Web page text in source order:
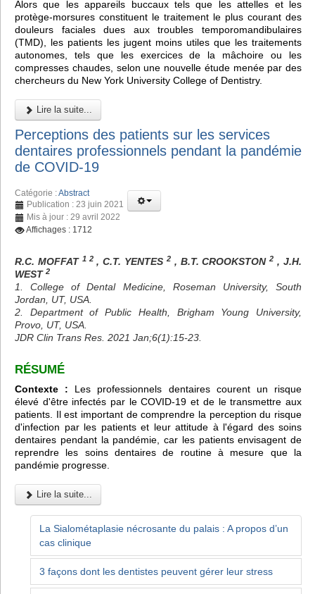
Alors que les appareils buccaux tels que les attelles et les
protège-morsures constituent le traitement le plus courant des
douleurs faciales dues aux troubles temporomandibulaires
(TMD), les patients les jugent moins utiles que les traitements
autonomes, tels que les exercices de la mâchoire ou les
compresses chaudes, selon une nouvelle étude menée par des
chercheurs du New York University College of Dentistry.
Lire la suite...
Perceptions des patients sur les services
dentaires professionnels pendant la pandémie
de COVID-19
Catégorie :Abstract
Publication : 23 juin 2021
Mis à jour : 29 avril 2022
Affichages : 1712
R.C. MOFFAT 1 2, C.T. YENTES 2, B.T. CROOKSTON2 , J.H.
WEST 2
1. College of Dental Medicine, Roseman University, South
Jordan, UT, USA.
2. Department of Public Health, Brigham Young University,
Provo, UT, USA.
JDR Clin Trans Res. 2021 Jan;6(1):15-23.
RÉSUMÉ
Contexte : Les professionnels dentaires courent un risque
élevé d'être infectés par le COVID-19 et de le transmettre aux
patients. Il est important de comprendre la perception du risque
d'infection par les patients et leur attitude à l'égard des soins
dentaires pendant la pandémie, car les patients envisagent de
reprendre les soins dentaires de routine à mesure que la
pandémie progresse.
Lire la suite...
La Sialométaplasie nécrosante du palais : A propos d’un
cas clinique
3 façons dont les dentistes peuvent gérer leur stress